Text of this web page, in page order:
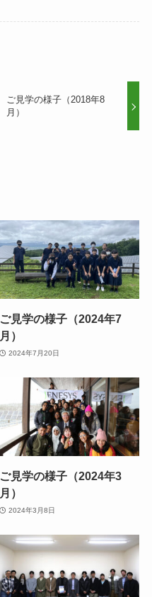
ご見学の様子（2018年8
月）
ご見学の様子（2024年7
月）
2024年7月20日
ご見学の様子（2024年3
月）
2024年3月8日